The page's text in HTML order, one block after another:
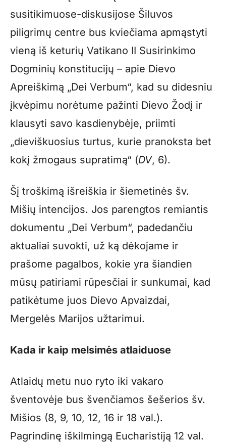
susitikimuose-diskusijose Šiluvos
piligrimų centre bus kviečiama apmąstyti
vieną iš keturių Vatikano II Susirinkimo
Dogminių konstitucijų – apie Dievo
Apreiškimą „Dei Verbum“, kad su didesniu
įkvėpimu norėtume pažinti Dievo Žodį ir
klausyti savo kasdienybėje, priimti
„dieviškuosius turtus, kurie pranoksta bet
kokį žmogaus supratimą“ (DV, 6).
Šį troškimą išreiškia ir šiemetinės šv.
Mišių intencijos. Jos parengtos remiantis
dokumentu „Dei Verbum“, padedančiu
aktualiai suvokti, už ką dėkojame ir
prašome pagalbos, kokie yra šiandien
mūsų patiriami rūpesčiai ir sunkumai, kad
patikėtume juos Dievo Apvaizdai,
Mergelės Marijos užtarimui.
Kada ir kaip melsimės atlaiduose
Atlaidų metu nuo ryto iki vakaro
šventovėje bus švenčiamos šešerios šv.
Mišios (8, 9, 10, 12, 16 ir 18 val.).
Pagrindinę iškilmingą Eucharistiją 12 val.